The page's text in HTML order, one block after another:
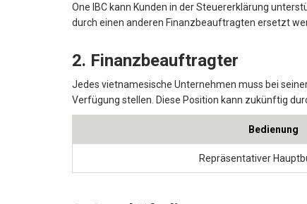
One IBC kann Kunden in der Steuererklärung
durch einen anderen Finanzbeauftragten ersetzt
2. Finanzbeauftragter
Jedes vietnamesische Unternehmen muss bei
Verfügung stellen. Diese Position kann zukünftig
Bedienung
Repräsentativer